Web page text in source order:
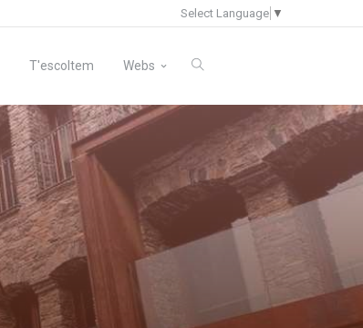
Select Language ▼
T'escoltem Webs